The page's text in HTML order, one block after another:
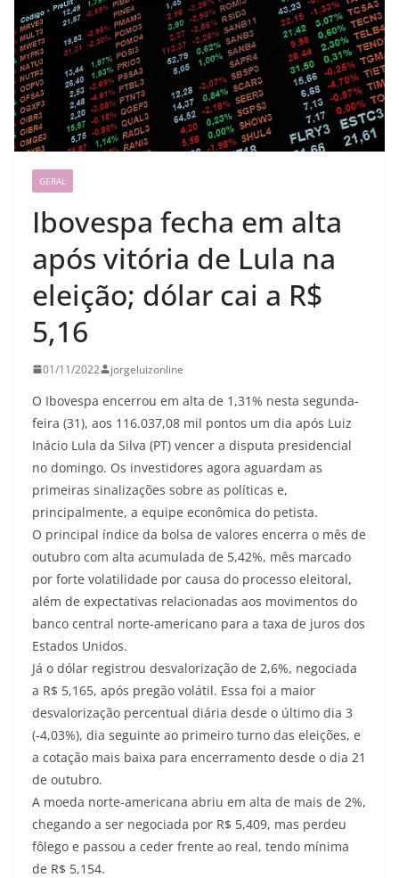
GERAL
Ibovespa fecha em alta
após vitória de Lula na
eleição; dólar cai a R$
5,16
01/11/2022 jorgeluizonline
O Ibovespa encerrou em alta de 1,31% nesta segunda-
feira (31), aos 116.037,08 mil pontos um dia após Luiz
Inácio Lula da Silva (PT) vencer a disputa presidencial
no domingo. Os investidores agora aguardam as
primeiras sinalizações sobre as políticas e,
principalmente, a equipe econômica do petista.
O principal índice da bolsa de valores encerra o mês de
outubro com alta acumulada de 5,42%, mês marcado
por forte volatilidade por causa do processo eleitoral,
além de expectativas relacionadas aos movimentos do
banco central norte-americano para a taxa de juros dos
Estados Unidos.
Já o dólar registrou desvalorização de 2,6%, negociada
a R$ 5,165, após pregão volátil. Essa foi a maior
desvalorização percentual diária desde o último dia 3
(-4,03%), dia seguinte ao primeiro turno das eleições, e
a cotação mais baixa para encerramento desde o dia 21
de outubro.
A moeda norte-americana abriu em alta de mais de 2%,
chegando a ser negociada por R$ 5,409, mas perdeu
fôlego e passou a ceder frente ao real, tendo mínima
de R$ 5,154.